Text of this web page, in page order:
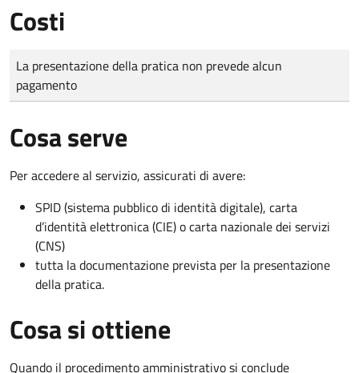
Costi
Tipo di pagamento
Importo
La presentazione della pratica non prevede alcun
pagamento
Cosa serve
Per accedere al servizio, assicurati di avere:
SPID (sistema pubblico di identità digitale), carta
d’identità elettronica (CIE) o carta nazionale dei servizi
(CNS)
tutta la documentazione prevista per la presentazione
della pratica.
Cosa si ottiene
Quando il procedimento amministrativo si conclude